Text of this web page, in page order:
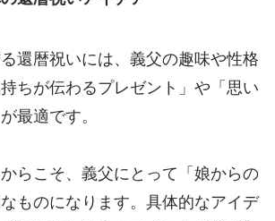
還暦祝いには、義父の趣味や性格
ちが伝わるプレゼント」や「思い
最適です。
らこそ、義父にとって「娘からの
ものになります。具体的なアイデ